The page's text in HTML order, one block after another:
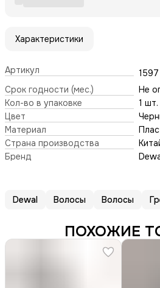
Характеристики
Артикул
1597
Срок годности (мес.)
Не
Кол-во в упаковке
1 шт.
Цвет
Материал
Страна производства
Бренд
Dewal Волосы Волосы
ПОХОЖИЕ